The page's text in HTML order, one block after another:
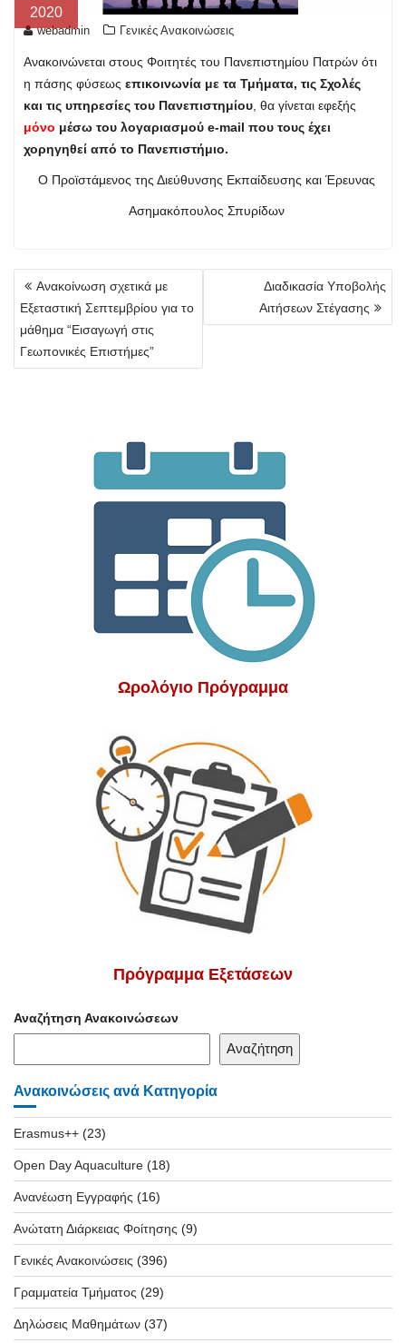
2020
webadmin Γενικές Ανακοινώσεις
Ανακοινώνεται στους Φοιτητές του Πανεπιστημίου Πατρών ότι
η πάσης φύσεως επικοινωνία με τα Τμήματα, τις Σχολές
και τις υπηρεσίες του Πανεπιστημίου , θα γίνεται εφεξής
μόνο μέσω του λογαριασμού e-mail που τους έχει
χορηγηθεί από το Πανεπιστήμιο.
Ο Προϊστάμενος της Διεύθυνσης Εκπαίδευσης και Έρευνας
Ασημακόπουλος Σπυρίδων
Πλοήγηση
Ανακοίνωση σχετικά με
Εξεταστική Σεπτεμβρίου για το
μάθημα “Εισαγωγή στις
Γεωπονικές Επιστήμες”
Διαδικασία Υποβολής
Αιτήσεων Στέγασης
Ωρολόγιο Πρόγραμμα
Πρόγραμμα Εξετάσεων
Αναζήτηση Ανακοινώσεων
Αναζήτηση
Ανακοινώσεις ανά Κατηγορία
Erasmus++ (23)
Open Day Aquaculture (18)
Ανανέωση Εγγραφής (16)
Ανώτατη Διάρκειας Φοίτησης (9)
Γενικές Ανακοινώσεις (396)
Γραμματεία Τμήματος (29)
Δηλώσεις Μαθημάτων (37)